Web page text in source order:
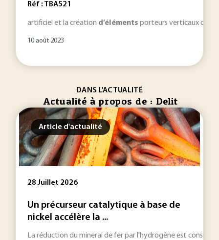
Réf : TBA521
artificiel et la création d’éléments porteurs verticaux
10 août 2023
DANS L'ACTUALITÉ
Actualité à propos de : Delit
Article d'actualité
28 Juillet 2026
Un précurseur catalytique à base de
nickel accélère la ...
La réduction du minerai de fer par l'hydrogène est